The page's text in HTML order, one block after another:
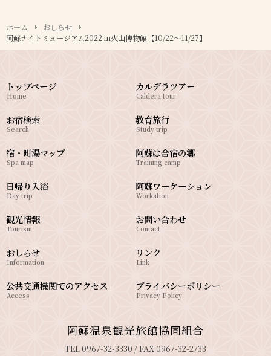
ホーム
おしらせ
阿蘇ナイトミュージアム2022 in火山博物館【10/22～11/27】
トップページ
Home
お宿検索
Search
宿・町湯マップ
Spa map
日帰り入浴
Day trip
カルデラツアー
Caldera tour
教育旅行
Study trip
阿蘇は合宿の郷
Training camp
阿蘇ワーケーション
Workation
観光情報
Tourism
おしらせ
Information
公共交通機関でのアクセス
Access
お問い合わせ
Contact
リンク
Link
プライバシーポリシー
Privacy Policy
阿蘇温泉観光旅館協同組合
TEL 0967-32-3330 / FAX 0967-32-2733